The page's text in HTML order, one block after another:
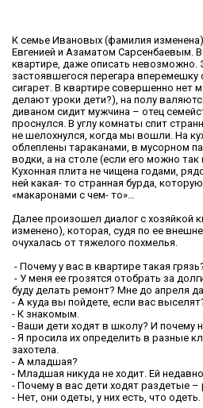
К семье Ивановых (фамилия
Евгенией и Азаматом Сарсенбаевым.
квартире, даже описать невозможно.
застоявшегося перегара
сигарет. В квартире совершенно нет
делают уроки дети?), на полу
диваном сидит мужчина – отец
проснулся. В углу комнаты спит
не шелохнулся, когда мы вошли. На
облеплены тараканами, в мусорном
водки, а на столе (если его можно
Кухонная плита не чищена годами,
ней какая- то странная бурда,
«макаронами с чем- то»…
Далее произошел диалог с хозяйкой
изменено), которая, судя по ее
очухалась от тяжелого похмелья.
- Почему у вас в квартире такая
- У меня ее грозятся отобрать за
буду делать ремонт? Мне до апреля
- А куда вы пойдете, если вас
- К знакомым.
- Ваши дети ходят в школу? И почему
- Я просила их определить в разные
захотела.
- А младшая?
- Младшая никуда не ходит. Ей
- Почему в вас дети ходят раздетые –
- Нет, они одеты, у них есть, что одеть.